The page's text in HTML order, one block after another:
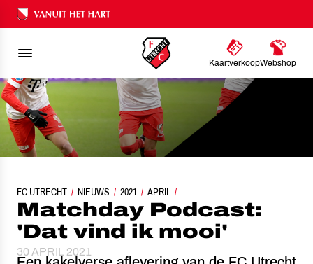
Ons nalatenschap
KaartverkoopWebshop
FC UTRECHT NIEUWS 2021 APRIL
MATCHDAY PODCAST: 'DAT VIND IK MOOI'
Matchday Podcast:
'Dat vind ik mooi'
30 APRIL 2021